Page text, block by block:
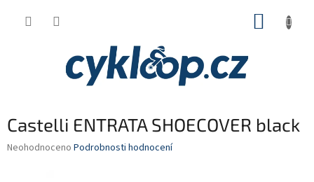
Castelli ENTRATA SHOECOVER black
Průměrné
Neohodnoceno Podrobnosti hodnocení